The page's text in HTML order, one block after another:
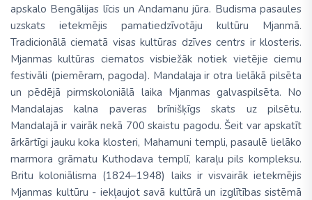
apskalo Bengālijas līcis un Andamanu jūra. Budisma pasaules
uzskats ietekmējis pamatiedzīvotāju kultūru Mjanmā.
Tradicionālā ciematā visas kultūras dzīves centrs ir klosteris.
Mjanmas kultūras ciematos visbiežāk notiek vietējie ciemu
festivāli (piemēram, pagoda). Mandalaja ir otra lielākā pilsēta
unpēdējāpirmskoloniālā laika Mjanmas galvaspilsēta. No
Mandalajas kalna paveras brīnišķīgs skats uz pilsētu.
Mandalajā ir vairāk nekā 700 skaistu pagodu. Šeit var apskatīt
ārkārtīgi jauku koka klosteri, Mahamuni templi, pasaulē lielāko
marmora grāmatu Kuthodava templī, karaļu pils kompleksu.
Britu koloniālisma (1824–1948) laiks ir visvairāk ietekmējis
Mjanmas kultūru - iekļaujot savā kultūrā un izglītības sistēmā